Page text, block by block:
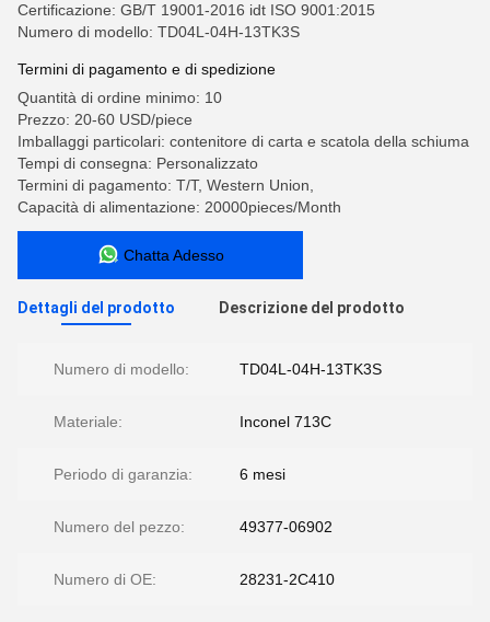
Certificazione: GB/T 19001-2016 idt ISO 9001:2015
Numero di modello: TD04L-04H-13TK3S
Termini di pagamento e di spedizione
Quantità di ordine minimo: 10
Prezzo: 20-60 USD/piece
Imballaggi particolari: contenitore di carta e scatola della schiuma
Tempi di consegna: Personalizzato
Termini di pagamento: T/T, Western Union,
Capacità di alimentazione: 20000pieces/Month
Chatta Adesso
Dettagli del prodotto Descrizione del prodotto
Numero di modello: TD04L-04H-13TK3S
Materiale: Inconel 713C
Periodo di garanzia: 6 mesi
Numero del pezzo: 49377-06902
Numero di OE: 28231-2C410